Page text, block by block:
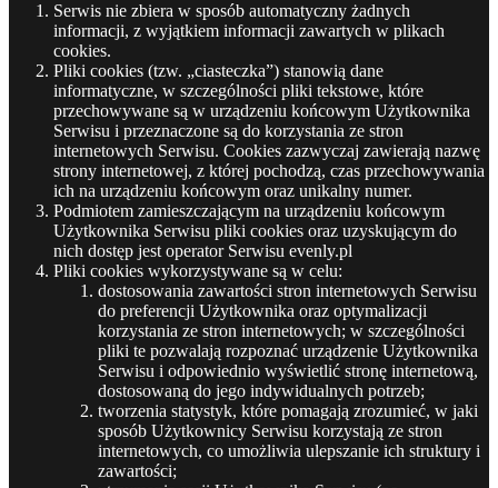
Serwis nie zbiera w sposób automatyczny żadnych
informacji, z wyjątkiem informacji zawartych w plikach
cookies.
Pliki cookies (tzw. „ciasteczka”) stanowią dane
informatyczne, w szczególności pliki tekstowe, które
przechowywane są w urządzeniu końcowym Użytkownika
Serwisu i przeznaczone są do korzystania ze stron
internetowych Serwisu. Cookies zazwyczaj zawierają nazwę
strony internetowej, z której pochodzą, czas przechowywania
ich na urządzeniu końcowym oraz unikalny numer.
Podmiotem zamieszczającym na urządzeniu końcowym
Użytkownika Serwisu pliki cookies oraz uzyskującym do
nich dostęp jest operator Serwisu evenly.pl
Pliki cookies wykorzystywane są w celu:
dostosowania zawartości stron internetowych Serwisu
do preferencji Użytkownika oraz optymalizacji
korzystania ze stron internetowych; w szczególności
pliki te pozwalają rozpoznać urządzenie Użytkownika
Serwisu i odpowiednio wyświetlić stronę internetową,
dostosowaną do jego indywidualnych potrzeb;
tworzenia statystyk, które pomagają zrozumieć, w jaki
sposób Użytkownicy Serwisu korzystają ze stron
internetowych, co umożliwia ulepszanie ich struktury i
zawartości;